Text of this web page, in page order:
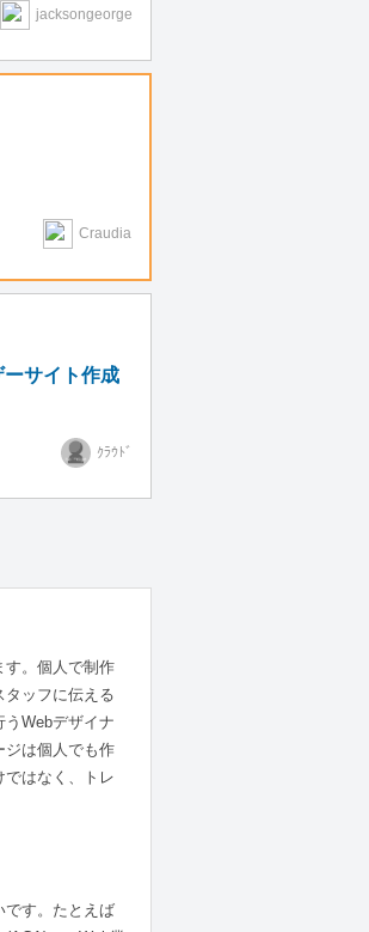
jacksongeorge
Craudia
サイト作成
ｸﾗｳﾄﾞ
す。個人で制作
ッフに伝える
Webデザイナ
ジは個人でも作
はなく、トレ
です。たとえば